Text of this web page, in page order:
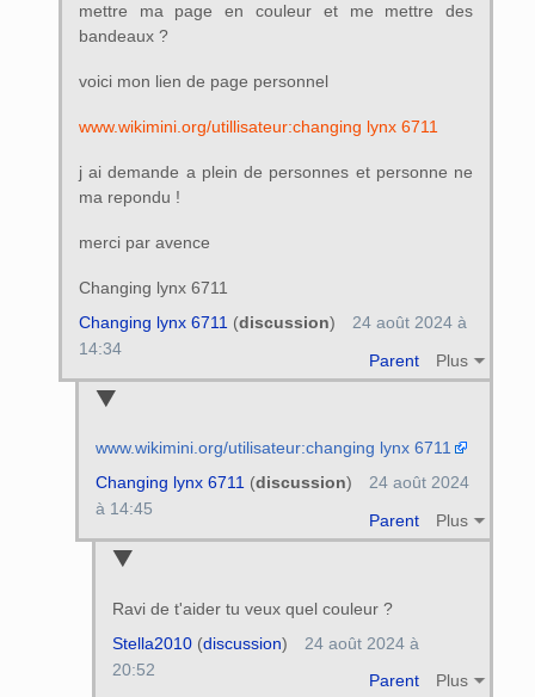
mettre ma page en couleur et me mettre des
bandeaux ?
voici mon lien de page personnel
www.wikimini.org/utillisateur:changing lynx 6711
j ai demande a plein de personnes et personne ne
ma repondu !
merci par avence
Changing lynx 6711
Parent Plus
Changing lynx 6711 (discussion)
24 août 2024 à
14:34
www.wikimini.org/utilisateur:changing lynx 6711
Parent Plus
Changing lynx 6711(discussion)
24 août 2024
à 14:45
Ravi de t'aider tu veux quel couleur ?
Parent Plus
Stella2010(discussion)
24 août 2024 à
20:52